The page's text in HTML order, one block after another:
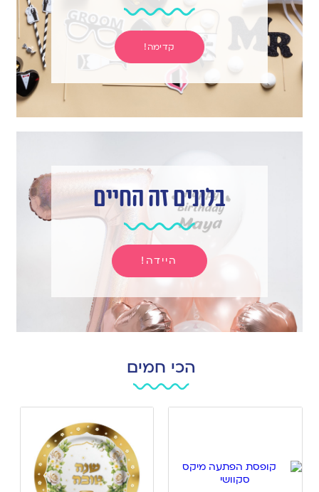
קדימה!
בלונים זה החיים
היידה!
הכי חמים